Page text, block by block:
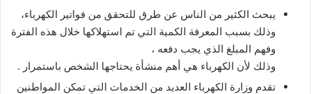
يبحث الكثير من الناس عن طرق للتحقق من فواتير الكهرباء،
وذلك بسبب المعرفة الكمية التي تم استهلاكها خلال هذه الفترة
وفهم المبلغ الذي يجب دفعه ،
وذلك لأن الكهرباء هي أهم منشأة يحتاجها الشخص باستمرار .
تقدم وزارة الكهرباء العديد من الخدمات التي تمكن المواطنين